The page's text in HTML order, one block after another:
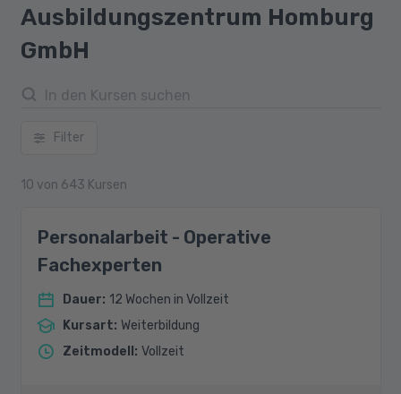
Ausbildungszentrum Homburg
GmbH
Filter
10 von 643 Kursen
Personalarbeit - Operative
Fachexperten
Dauer: 12 Wochen in Vollzeit
Kursart: Weiterbildung
Zeitmodell : Vollzeit